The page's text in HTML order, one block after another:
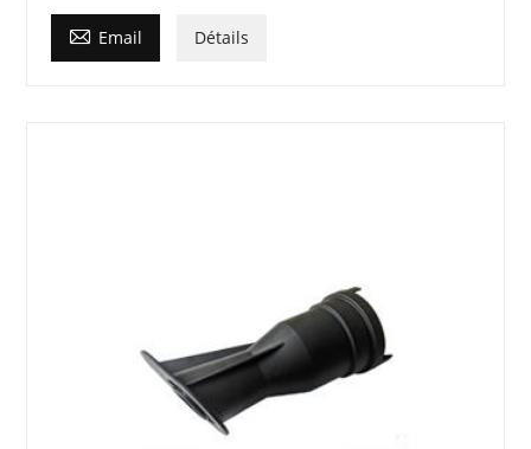
 Email Détails